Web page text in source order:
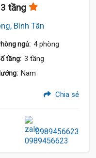
tầng
Bình Tân
ngủ: 4 phòng
tầng: 3 tầng
Nam
Chia sẻ
0989456623